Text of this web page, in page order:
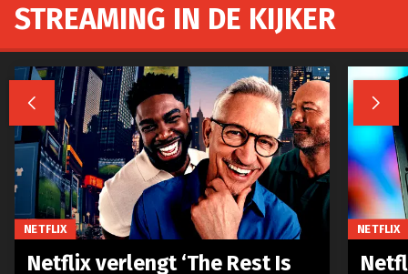
STREAMING IN DE KIJKER
 
NETFLIX
Netflix verlengt ‘The Rest Is
NETFLIX